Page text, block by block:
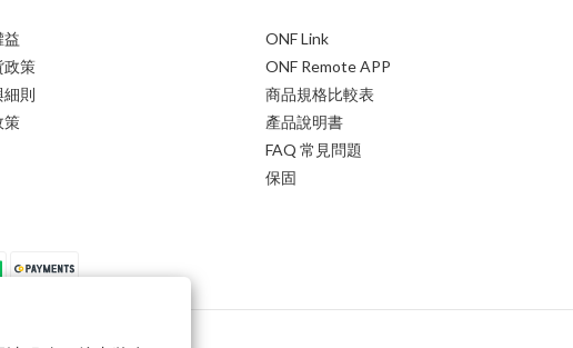
益
政策
細則
策
ONF Link
ONF Remote APP
商品規格比較表
產品說明書
FAQ 常見問題
保固